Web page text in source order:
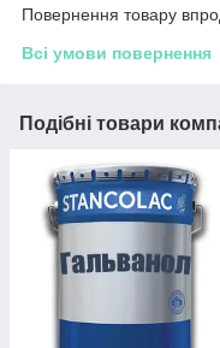
Повернення товару
Всі умови повернення
Подібні товари